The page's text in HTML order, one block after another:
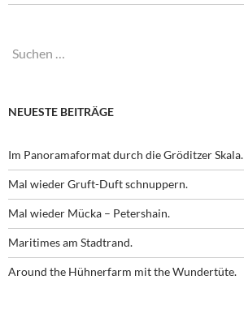
Suchen
NEUESTE BEITRÄGE
Im Panoramaformat durch die Gröditzer Skala.
Mal wieder Gruft-Duft schnuppern.
Mal wieder Mücka – Petershain.
Maritimes am Stadtrand.
Around the Hühnerfarm mit the Wundertüte.